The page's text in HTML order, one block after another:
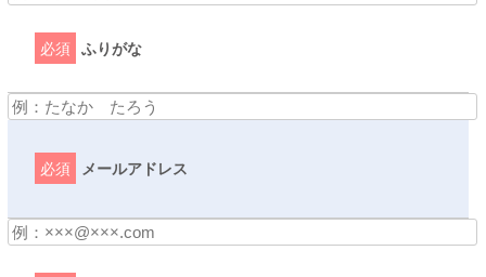
必須 ふりがな
必須 メールアドレス